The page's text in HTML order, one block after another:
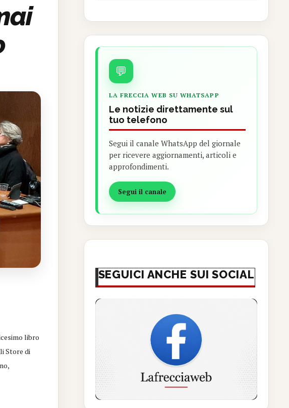
libro
Store di
💬
LA FRECCIA WEB SU WHATSAPP
Le notizie direttamente sul
tuo telefono
Segui il canale WhatsApp del giornale
per ricevere aggiornamenti, articoli e
approfondimenti.
Segui il canale
SEGUICI ANCHE SUI SOCIAL